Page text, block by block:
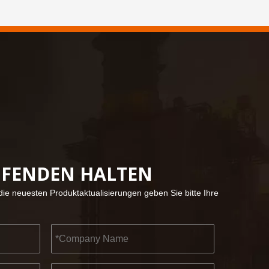
Ort voller Erinnerungen und Freude.
HALTEN
neuesten Produktaktualisierungen geben Sie bitte Ihre